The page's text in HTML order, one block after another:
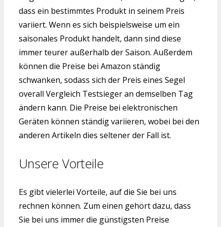
dass ein bestimmtes Produkt in seinem Preis
variiert. Wenn es sich beispielsweise um ein
saisonales Produkt handelt, dann sind diese
immer teurer außerhalb der Saison. Außerdem
können die Preise bei Amazon ständig
schwanken, sodass sich der Preis eines Segel
overall Vergleich Testsieger an demselben Tag
ändern kann. Die Preise bei elektronischen
Geräten können ständig variieren, wobei bei den
anderen Artikeln dies seltener der Fall ist.
Unsere Vorteile
Es gibt vielerlei Vorteile, auf die Sie bei uns
rechnen können. Zum einen gehört dazu, dass
Sie bei uns immer die günstigsten Preise